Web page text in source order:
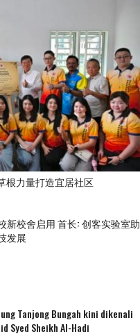
根力量打造宜居社区
新校舍启用 首长: 创客实验室助
发展
Tanjong Bungah kini dikenali
Syed Sheikh Al-Hadi